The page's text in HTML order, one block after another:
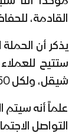
القادمة،
يذكر أن
شيقل، ولكل 50 شيقل مشتريات فرصة بالفوز.
علماً أنه
التواصل